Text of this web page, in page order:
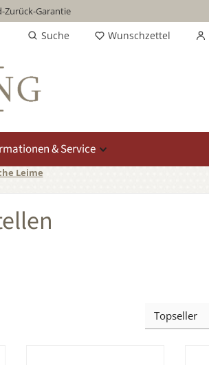
Zurück-Garantie
Suche Wunschzettel
& Service
Leime